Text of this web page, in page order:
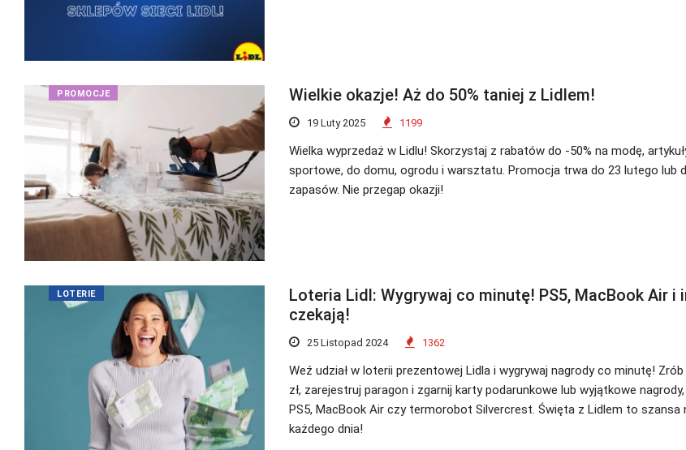
PROMOCJE Wielkie okazje! Aż do 50% taniej z Lidlem!
19 Luty 2025 1199
Wielka wyprzedaż w Lidlu! Skorzystaj z rabatów do -50% na modę,
sportowe, do domu, ogrodu i warsztatu. Promocja trwa do 23 lutego lub
zapasów. Nie przegap okazji!
LOTERIE
Loteria Lidl: Wygrywaj co minutę! PS5, MacBook Air i
czekają!
25 Listopad 2024 1362
Weź udział w loterii prezentowej Lidla i wygrywaj nagrody co minutę!
zł, zarejestruj paragon i zgarnij karty podarunkowe lub wyjątkowe
PS5, MacBook Air czy termorobot Silvercrest. Święta z Lidlem to szansa
każdego dnia!